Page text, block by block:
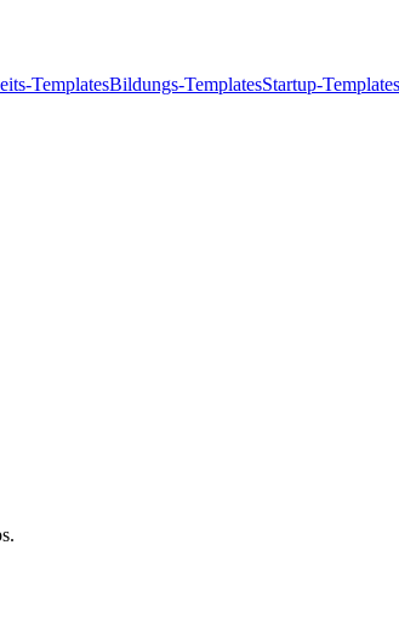
TemplatesBildungs-TemplatesStartup-Templates